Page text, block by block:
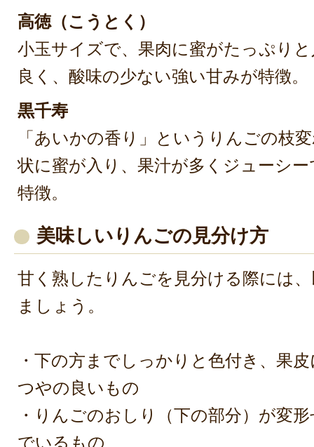
高徳（こうとく）
小玉サイズで、果肉に蜜がたっぷり
良く、酸味の少ない強い甘みが特徴。
黒千寿
「あいかの香り」というりんごの枝
状に蜜が入り、果汁が多くジューシ
特徴。
美味しいりんごの見分け方
甘く熟したりんごを見分ける際には
ましょう。
・下の方までしっかりと色付き、果
つやの良いもの
・りんごのおしり（下の部分）が変
でいるもの